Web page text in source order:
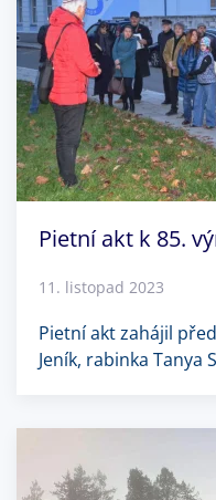
Pietní akt k 85.
11. listopad 2023
Pietní akt zahájil
Jeník, rabinka Tanya